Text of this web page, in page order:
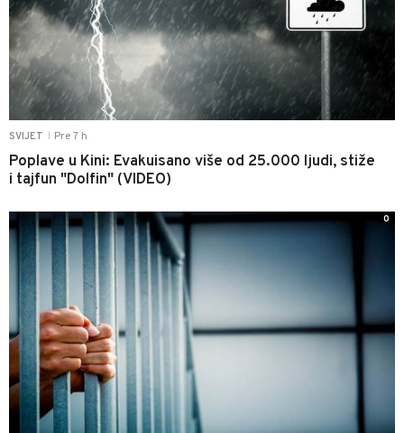
SVIJET Pre 7 h
Poplave u Kini: Evakuisano više od 25.000 ljudi, stiže
i tajfun "Dolfin" (VIDEO)
0